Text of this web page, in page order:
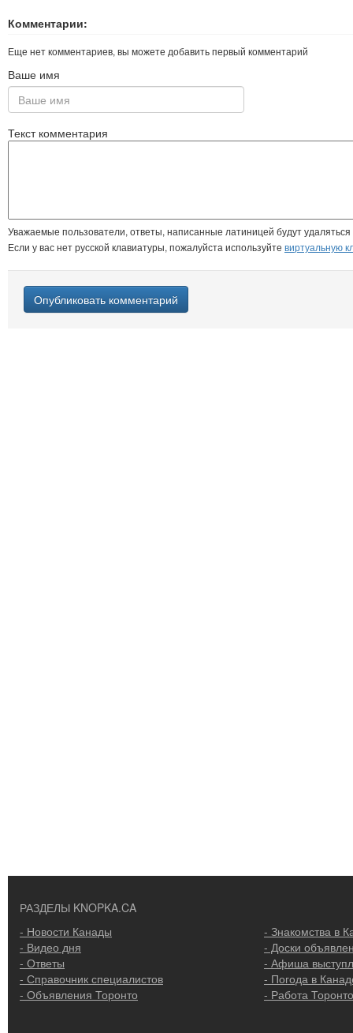
Комментарии:
Еще нет комментариев, вы можете добавить первый комментарий
Ваше имя
Текст комментария
Уважаемые пользователи, ответы, написанные латиницей будут удаляться
Если у вас нет русской клавиатуры, пожалуйста используйте виртуальную
Опубликовать комментарий
РАЗДЕЛЫ KNOPKA.CA
- Новости Канады
- Видео дня
- Ответы
- Справочник специалистов
- Объявления Торонто
- Знакомства в
- Доски
- Афиша
- Погода в
- Работа Торонто